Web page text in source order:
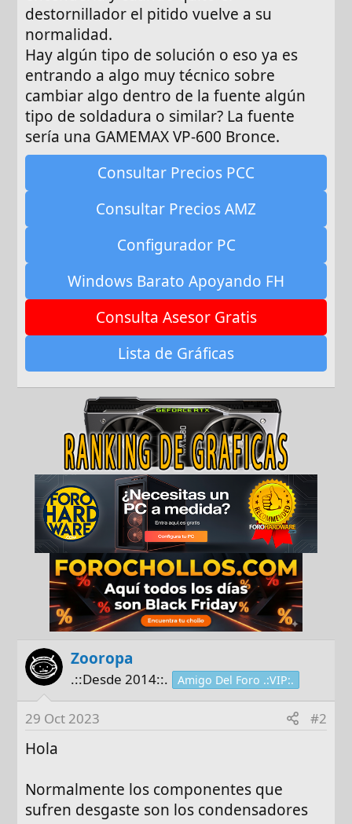
destornillador el pitido vuelve a su
normalidad.
Hay algún tipo de solución o eso ya es
entrando a algo muy técnico sobre
cambiar algo dentro de la fuente algún
tipo de soldadura o similar? La fuente
sería una GAMEMAX VP-600 Bronce.
Consultar Precios PCC
Consultar Precios AMZ
Configurador PC
Windows Barato Apoyando FH
Consulta Asesor Gratis
Lista de Gráficas
Zooropa
.::Desde 2014::. Amigo Del Foro .:VIP:.
29 Oct 2023 #2
Hola
Normalmente los componentes que
sufren desgaste son los condensadores